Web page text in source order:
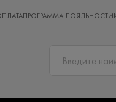
ПРОГРАММА ЛОЯЛЬНОСТИ